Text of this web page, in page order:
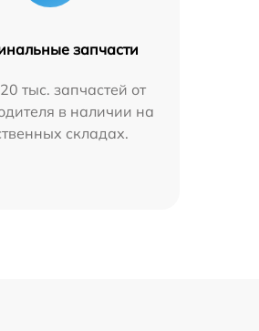
запчасти
тыс. запчастей от
в наличии на
складах.